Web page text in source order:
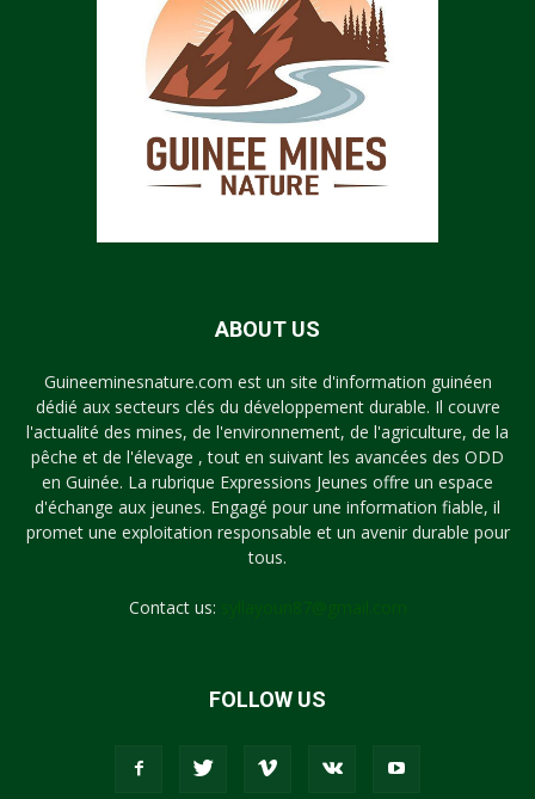
ABOUT US
Guineeminesnature.com est un site d'information guinéen
dédié aux secteurs clés du développement durable. Il couvre
l'actualité des mines, de l'environnement, de l'agriculture, de la
pêche et de l'élevage , tout en suivant les avancées des ODD
en Guinée. La rubrique Expressions Jeunes offre un espace
d'échange aux jeunes. Engagé pour une information fiable, il
promet une exploitation responsable et un avenir durable pour
tous.
Contact us:
FOLLOW US